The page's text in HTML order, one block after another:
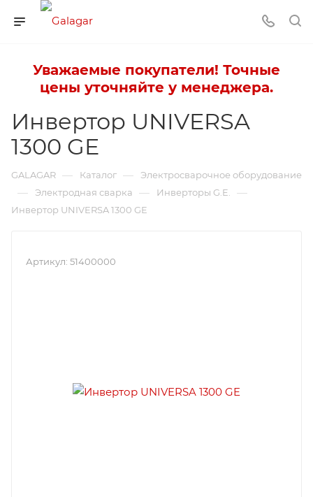
Уважаемые покупатели! Точные
цены уточняйте у менеджера.
Инвертор UNIVERSA
1300 GE
GALAGAR — Каталог — Электросварочное оборудование
— Электродная сварка — Инверторы G.E. —
Инвертор UNIVERSA 1300 GE
Артикул: 51400000